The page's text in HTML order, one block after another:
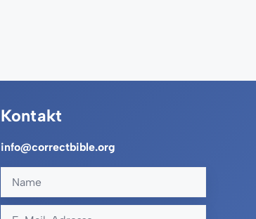
Kontakt
info@correctbible.org